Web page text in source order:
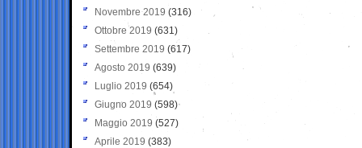
Novembre 2019 (316)
Ottobre 2019 (631)
Settembre 2019 (617)
Agosto 2019 (639)
Luglio 2019 (654)
Giugno 2019 (598)
Maggio 2019 (527)
Aprile 2019 (383)